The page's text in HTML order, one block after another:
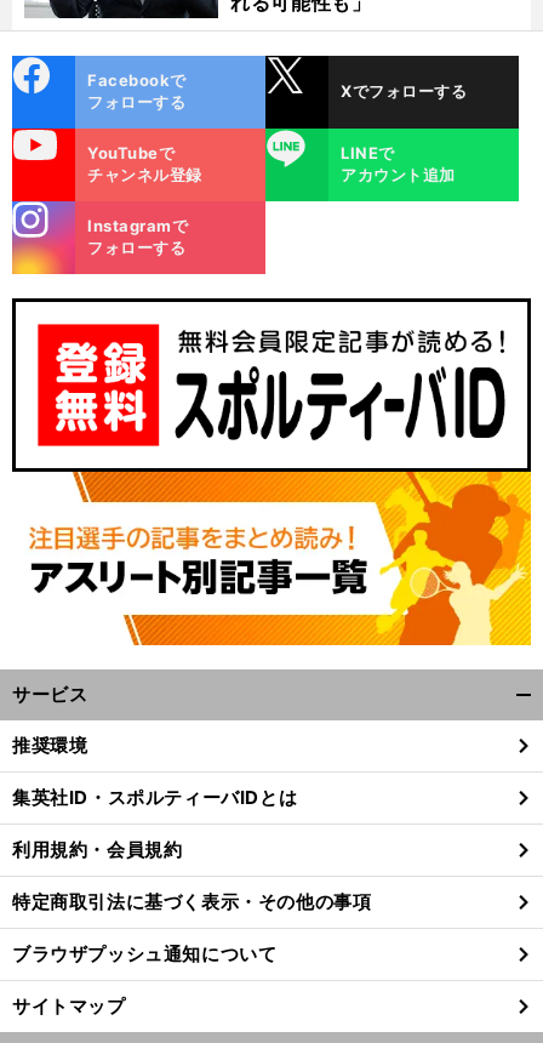
ok
Facebookで
フォローする
Xでフォローする
YouTubeで
チャンネル登録
LINE
LINEで
アカウント追加
m
Instagramで
フォローする
サービス
閉
る
推奨環境
集英社ID・スポルティーバIDとは
利用規約・会員規約
特定商取引法に基づく表示・その他の事項
ブラウザプッシュ通知について
サイトマップ